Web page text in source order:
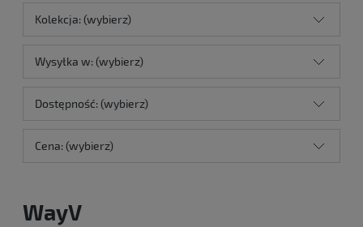
Kolekcja: (wybierz)
Wysyłka w: (wybierz)
Dostępność: (wybierz)
Cena: (wybierz)
WayV